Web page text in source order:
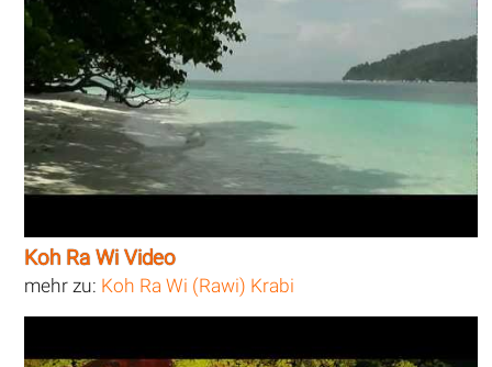
Koh Ra Wi Video
mehr zu: Koh Ra Wi (Rawi) Krabi